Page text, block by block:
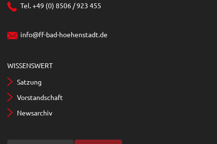
Tel. +49 (0) 8506 / 923 455
info@ff-bad-hoehenstadt.de
WISSENSWERT
Satzung
Vorstandschaft
Newsarchiv